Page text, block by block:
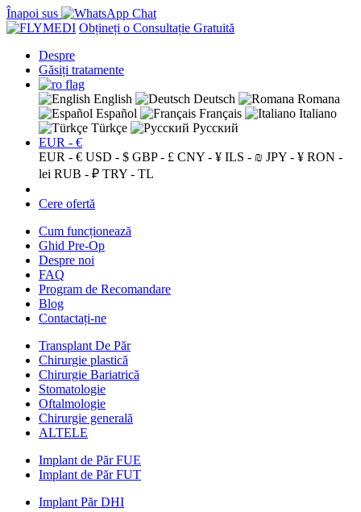
Înapoi sus
Obțineți o Consultație Gratuită
Despre
Găsiți tratamente
English Deutsch
Romana
Español
Français
Italiano
Türkçe
Русский
EUR - €
EUR - € USD - $ GBP - £ CNY - ¥ ILS - ₪ JPY - ¥ RON -
lei RUB - ₽ TRY - TL
Cere ofertă
Cum funcționează
Ghid Pre-Op
Despre noi
FAQ
Program de Recomandare
Blog
Contactați-ne
Transplant De Păr
Chirurgie plastică
Chirurgie Bariatrică
Stomatologie
Oftalmologie
Chirurgie generală
ALTELE
Implant de Păr FUE
Implant de Păr FUT
Implant Păr DHI